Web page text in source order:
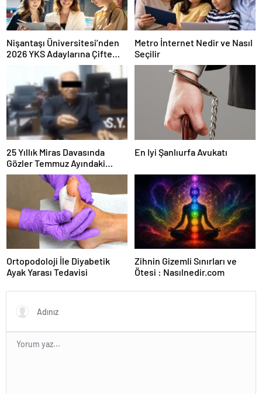
Nişantaşı Üniversitesi’nden
2026 YKS Adaylarına Çifte
Güvence: Sabit Ücret ve
Kesintisiz Burs
Metro İnternet Nedir ve Nasıl
Seçilir
25 Yıllık Miras Davasında
Gözler Temmuz Ayındaki
Karar Duruşmasına Çevrildi
En Iyi Şanlıurfa Avukatı
Ortopodoloji İle Diyabetik
Ayak Yarası Tedavisi
Zihnin Gizemli Sınırları ve
Ötesi : Nasılnedir.com